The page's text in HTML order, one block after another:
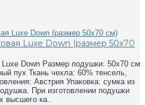
Luxe Down (размер 50х70
Down Размер подушки: 50х70 см
пух Ткань чехла: 60% тенсель,
Австрия Упаковка: сумка из
При изготовлении подушки
высшего ка..